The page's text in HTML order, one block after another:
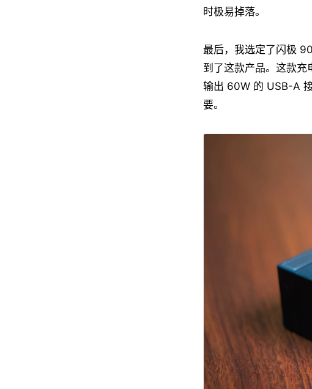
时极易掉落。
最后，我选定了闪极
到了这款产品。这款
输出 60W 的 USB-A
要。